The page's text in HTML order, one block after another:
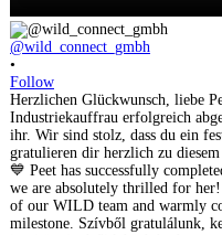
@wild_connect_gmbh
•
Follow
Herzlichen Glückwunsch, liebe
Industriekauffrau erfolgreich
ihr. Wir sind stolz, dass du ein
gratulieren dir herzlich zu
💙 Peet has successfully
we are absolutely thrilled for
of our WILD team and warmly
milestone. Szívből gratulálunk,